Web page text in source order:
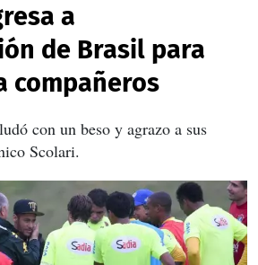
a
de Brasil para
compañeros
con un beso y agrazo a sus
Scolari.